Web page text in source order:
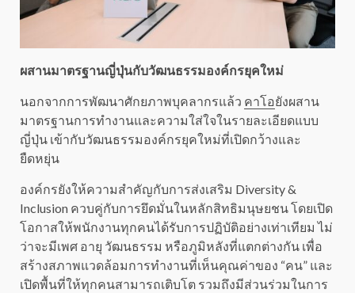
ผสานมาตรฐานญี่ปุ่นกับวัฒนธรรมองค์กรยุคใหม่
นอกจากการพัฒนาศักยภาพบุคลากรแล้ว คาโอยังผสาน
มาตรฐานการทำงานและความใส่ใจในรายละเอียดแบบ
ญี่ปุ่น เข้ากับวัฒนธรรมองค์กรยุคใหม่ที่เปิดกว้างและ
ยืดหยุ่น
องค์กรยังให้ความสำคัญกับการส่งเสริม Diversity &
Inclusion ควบคู่กับการยึดมั่นในหลักสิทธิมนุษยชน โดยเปิด
โอกาสให้พนักงานทุกคนได้รับการปฏิบัติอย่างเท่าเทียม ไม่
ว่าจะมีเพศ อายุ วัฒนธรรม หรือภูมิหลังที่แตกต่างกัน เพื่อ
สร้างสภาพแวดล้อมการทำงานที่เห็นคุณค่าของ “คน” และ
เปิดพื้นที่ให้ทุกคนสามารถเติบโต รวมถึงมีส่วนร่วมในการ